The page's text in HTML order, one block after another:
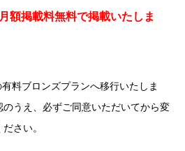
額掲載料無料で掲載いたしま
料ブロンズプランへ移行いたしま
うえ、必ずご同意いただいてから変
さい。